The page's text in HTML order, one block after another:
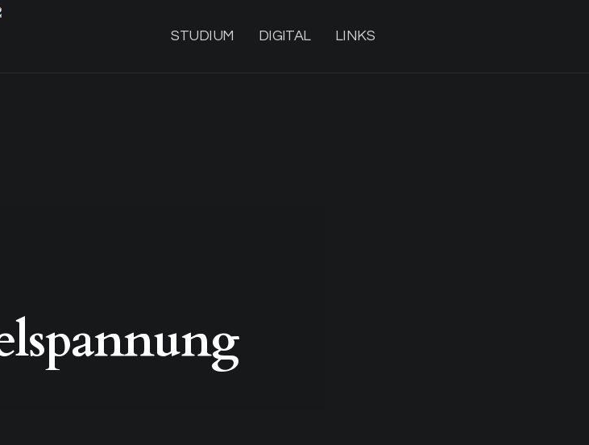
STUDIUM DIGITAL LINKS